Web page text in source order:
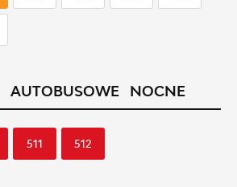
AUTOBUSOWE NOCNE
511 512